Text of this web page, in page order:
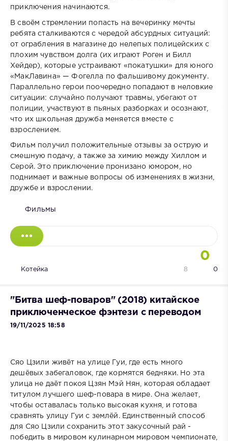
приключения начинаются.
В своём стремлении попасть на вечеринку мечты
ребята сталкиваются с чередой абсурдных ситуаций:
от ограбления в магазине до нелепых полицейских с
плохим чувством долга (их играют Роген и Билл
Хейдер), которые устраивают «покатушки» для юного
«МакЛавина» — Фогелла по фальшивому документу.
Параллельно герои поочередно попадают в неловкие
ситуации: случайно получают травмы, убегают от
полиции, участвуют в пьяных разборках и осознают,
что их школьная дружба меняется вместе с
взрослением.
Фильм получил положительные отзывы за острую и
смешную подачу, а также за химию между Хиллом и
Серой. Это приключение пронизано юмором, но
поднимает и важные вопросы об изменениях в жизни,
дружбе и взрослении.
Фильмы
0
Котейка 0
8
"Битва шеф-поваров" (2018) китайское
приключенческое фэнтези с переводом
19/11/2025 18:58
Сяо Цзили живёт на улице Гуи, где есть много
дешёвых забегаловок, где кормятся бедняки. Но эта
улица не даёт покоя Цзян Мэй Нян, которая обладает
титулом лучшего шеф-повара в мире. Она желает,
чтобы оставалась только высокая кухня, и готова
сравнять улицу Гуи с землёй. Единственный способ
для Сяо Цзили сохранить этот закусочный рай -
победить в мировом кулинарном мировом чемпионате,